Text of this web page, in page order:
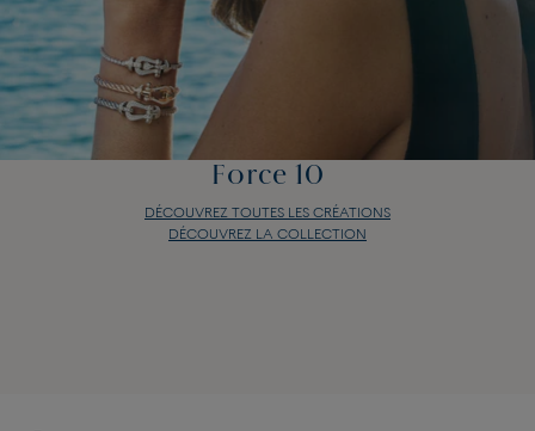
Force 10
DÉCOUVREZ TOUTES LES CRÉATIONS
DÉCOUVREZ LA COLLECTION